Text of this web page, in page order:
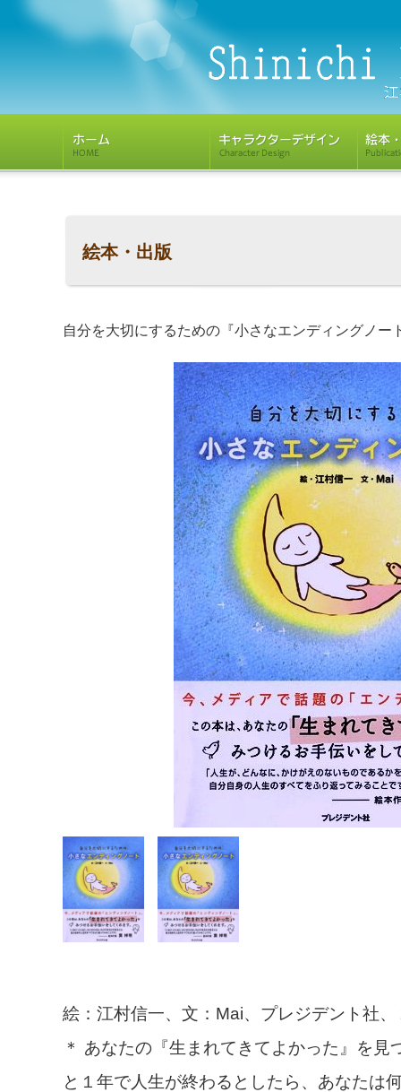
絵本・出版
自分を大切にするための『小さなエンディングノー
絵：江村信一、文：Mai、プレジデント社
＊ あなたの『生まれてきてよかった』を
と１年で人生が終わるとしたら、あなた